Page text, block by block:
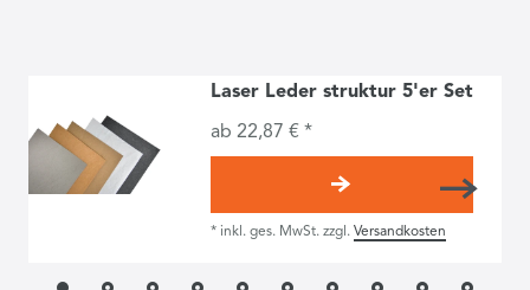
Laser Leder struktur 5'er Set
ab 22,87 € *
* inkl. ges. MwSt. zzgl. Versandkosten